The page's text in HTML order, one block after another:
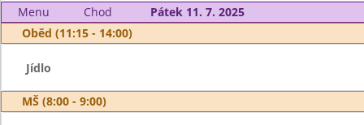
Menu Chod
Pátek 11. 7. 2025
Oběd (11:15 - 14:00)
Jídlo
MŠ (8:00 - 9:00)